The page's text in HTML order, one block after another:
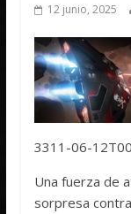
12 junio, 2025
3311-06-
Una fuerza de
sorpresa